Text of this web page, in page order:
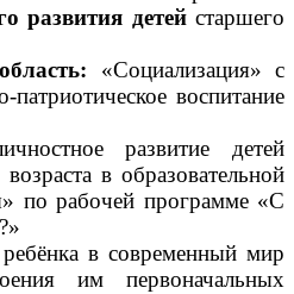
развития детейстаршего
«Социализация» с
патриотическое воспитание
развитие детей
в образовательной
по рабочей программе «С
в современный мир
им первоначальных